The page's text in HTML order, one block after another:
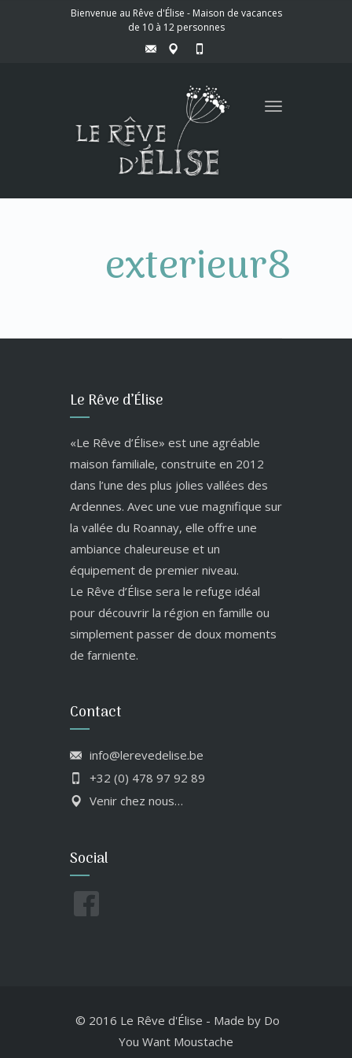
Bienvenue au Rêve d'Élise - Maison de vacances
de 10 à 12 personnes
Toggle
exterieur8
Le Rêve d’Élise
«Le Rêve d’Élise» est une agréable
maison familiale, construite en 2012
dans l’une des plus jolies vallées des
Ardennes. Avec une vue magnifique sur
la vallée du Roannay, elle offre une
ambiance chaleureuse et un
équipement de premier niveau.
Le Rêve d’Élise sera le refuge idéal
pour découvrir la région en famille ou
simplement passer de doux moments
de farniente.
Contact
info@lerevedelise.be
+32 (0) 478 97 92 89
Venir chez nous…
Social
© 2016 Le Rêve d'Élise - Made by Do
You Want Moustache